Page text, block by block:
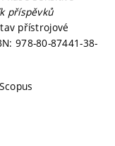
příspěvků
přístrojové
978-80-87441-38-